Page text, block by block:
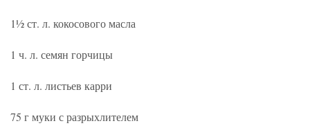
1½ ст. л. кокосового масла
1 ч. л. семян горчицы
1 ст. л. листьев карри
75 г муки с разрыхлителем